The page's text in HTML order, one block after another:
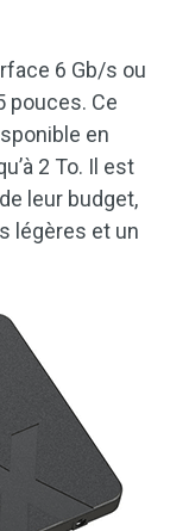
6 Gb/s ou
pouces. Ce
en
2 To. Il est
leur budget,
légères et un